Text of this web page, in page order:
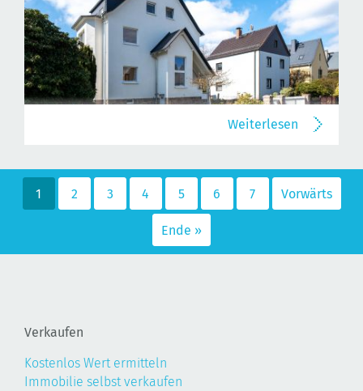
Weiterlesen
1 2 3 4 5 6 7 Vorwärts
Ende »
Verkaufen
Kostenlos Wert ermitteln
Immobilie selbst verkaufen